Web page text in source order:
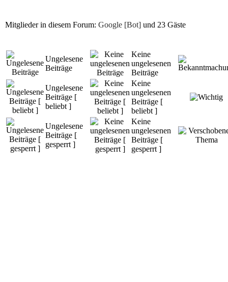
Mitglieder in diesem Forum: Google [Bot] und 23 Gäste
Ungelesene
Beiträge
Keine
ungelesenen
Beiträge
Ungelesene
Beiträge [
beliebt ]
Keine
ungelesenen
Beiträge [
beliebt ]
Ungelesene
Beiträge [
gesperrt ]
Keine
ungelesenen
Beiträge [
gesperrt ]